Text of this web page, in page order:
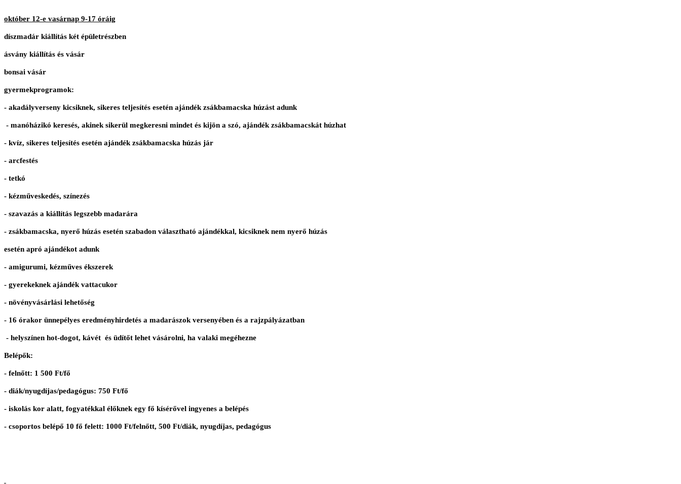
október 12-e vasárnap 9-17 óráig
díszmadár kiállítás két épületrészben
ásvány kiállítás és vásár
bonsai vásár
gyermekprogramok:
- akadályverseny kicsiknek, sikeres teljesítés esetén ajándék zsákbamacska húzást adunk
- manóházikó keresés, akinek sikerül megkeresni mindet és kijön a szó, ajándék zsákbamacskát húzhat
- kvíz, sikeres teljesítés esetén ajándék zsákbamacska húzás jár
- arcfestés
- tetkó
- kézműveskedés, színezés
- szavazás a kiállítás legszebb madarára
- zsákbamacska, nyerő húzás esetén szabadon választható ajándékkal, kicsiknek nem nyerő húzás
esetén apró ajándékot adunk
- amigurumi, kézműves ékszerek
- gyerekeknek ajándék vattacukor
- növényvásárlási lehetőség
- 16 órakor ünnepélyes eredményhirdetés a madarászok versenyében és a rajzpályázatban
- helyszínen hot-dogot, kávét és üdítőt lehet vásárolni, ha valaki megéhezne
Belépők:
- felnőtt: 1 500 Ft/fő
- diák/nyugdíjas/pedagógus: 750 Ft/fő
- iskolás kor alatt, fogyatékkal élőknek egy fő kísérővel ingyenes a belépés
- csoportos belépő 10 fő felett: 1000 Ft/felnőtt, 500 Ft/diák, nyugdíjas, pedagógus